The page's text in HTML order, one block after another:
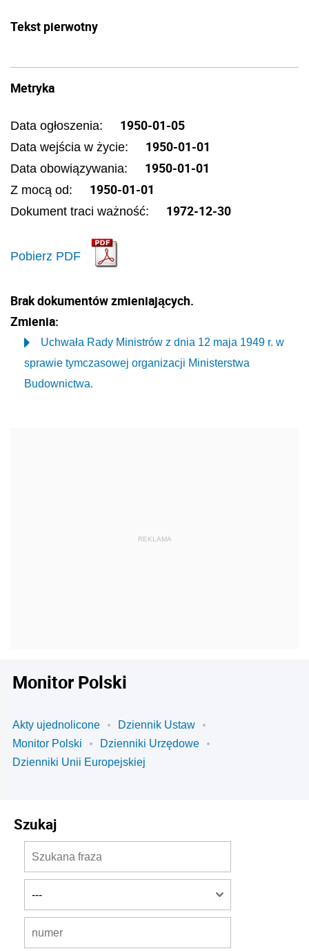
Tekst pierwotny
Metryka
Data ogłoszenia: 1950-01-05
Data wejścia w życie: 1950-01-01
Data obowiązywania: 1950-01-01
Z mocą od: 1950-01-01
Dokument traci ważność: 1972-12-30
Pobierz PDF
Brak dokumentów zmieniających.
Zmienia:
Uchwała Rady Ministrów z dnia 12 maja 1949 r. w
sprawie tymczasowej organizacji Ministerstwa
Budownictwa.
Monitor Polski
Akty ujednolicone
Dziennik Ustaw
Monitor Polski
Dzienniki Urzędowe
Dzienniki Unii Europejskiej
Szukaj